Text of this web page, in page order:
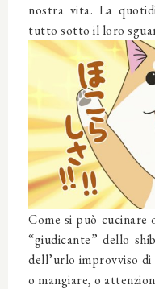
nostra vita. La
tutto sotto il loro
Come si può cucinare
“giudicante” dello
dell’urlo improvviso di
o mangiare, o